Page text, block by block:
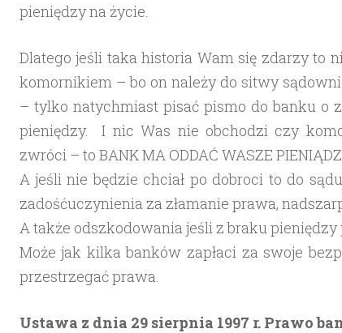
pieniędzy na życie.
Dlatego jeśli taka historia Wam się zdarzy to
komornikiem – bo on należy do sitwy
– tylko natychmiast pisać pismo do banku o
pieniędzy. I nic Was nie obchodzi czy
zwróci – to BANK MA ODDAĆ WASZE
A jeśli nie będzie chciał po dobroci to do
zadośćuczynienia za złamanie prawa,
A także odszkodowania jeśli z braku pieniędzy
Może jak kilka banków zapłaci za swoje
przestrzegać prawa.
Ustawa z dnia 29 sierpnia 1997 r. Prawo